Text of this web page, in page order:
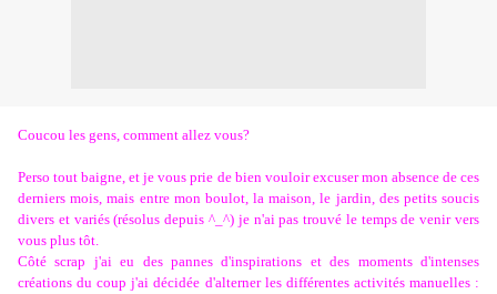
Coucou les gens, comment allez vous?
Perso tout baigne, et je vous prie de bien vouloir excuser mon absence de ces
derniers mois, mais entre mon boulot, la maison, le jardin, des petits soucis
divers et variés (résolus depuis ^_^) je n'ai pas trouvé le temps de venir vers
vous plus tôt.
Côté scrap j'ai eu des pannes d'inspirations et des moments d'intenses
créations du coup j'ai décidée d'alterner les différentes activités manuelles :